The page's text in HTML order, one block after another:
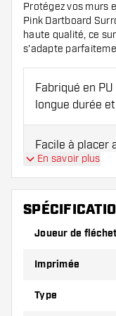
Protégez vos murs
Pink Dartboard
haute qualité, ce
s'adapte
Fabriqué en
longue durée
Facile à placer
ajustement
Protège à la
Durée de vie
En savoir plus
Joueur de
Imprimée
Type